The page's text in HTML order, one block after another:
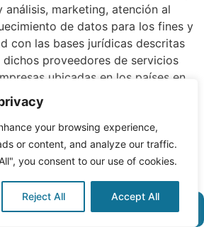
your browsing experience,
or content, and analyze our traffic.
you consent to our use of cookies.
Reject All Accept All
análisis, marketing, atención al
de datos para los fines y
con las bases jurídicas descritas
proveedores de servicios
ubicadas en los países en
Titanlaw: Con las filiales del
Titanlaw y las empresas que
futuro después de que pasen a
grupo corporativo Titanlaw, en la
dicho intercambio de datos sea
satisfacer una solicitud que haya
de nuestros sitios web o con